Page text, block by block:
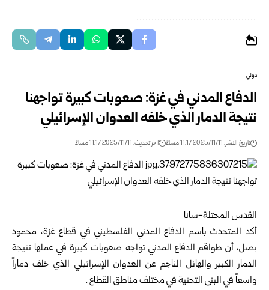
دولي
الدفاع المدني في غزة: صعوبات كبيرة تواجهنا
نتيجة الدمار الذي خلفه العدوان الإسرائيلي
تاريخ النشر: 2025/11/11 11:17 مساءً اخر تحديث: 2025/11/11 11:17 مساءً
القدس المحتلة-سانا
أكد المتحدث باسم الدفاع المدني الفلسطيني في قطاع غزة، محمود
بصل، أن طواقم الدفاع المدني تواجه صعوبات كبيرة في عملها نتيجة
الدمار الكبير والهائل الناجم عن العدوان الإسرائيلي الذي خلف دماراً
واسعاً في البنى التحتية في مختلف مناطق القطاع .